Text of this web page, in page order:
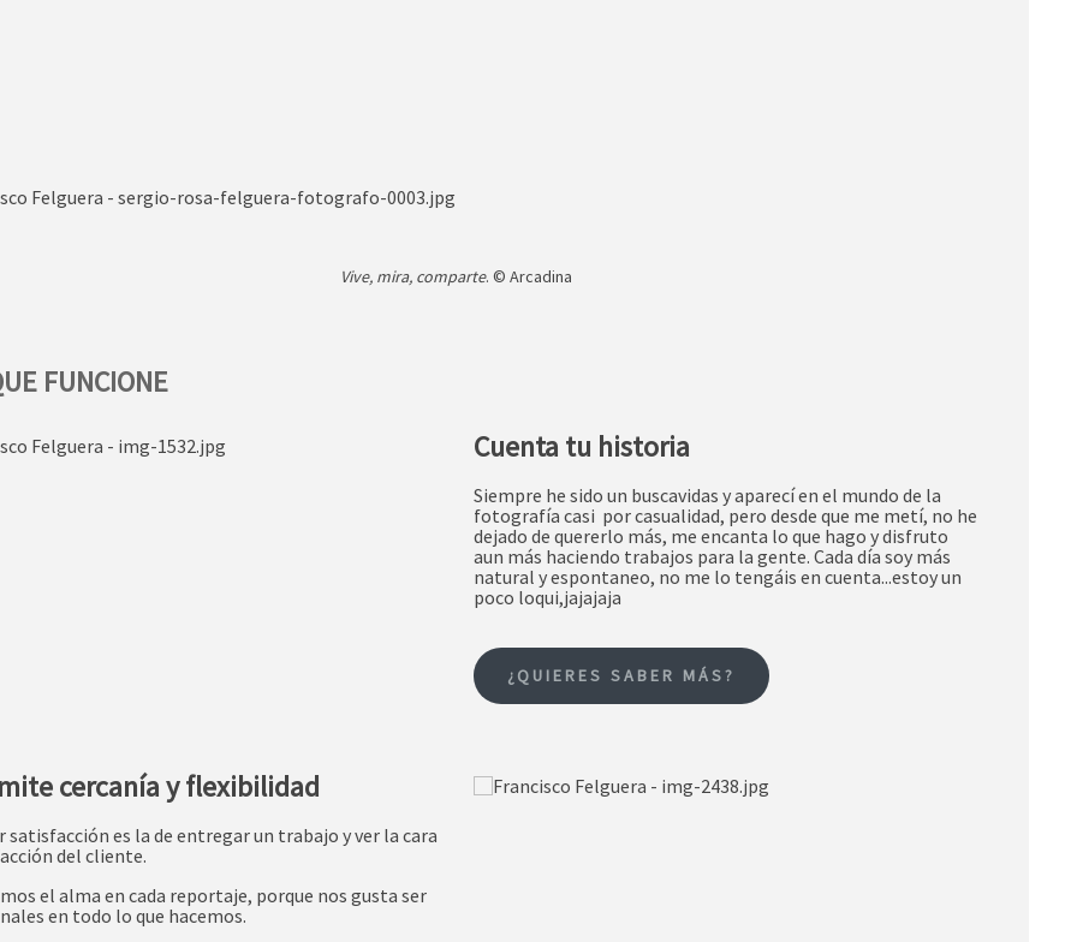
Vive, mira, comparte. © Arcadina
FUNCIONE
Cuenta tu historia
Siempre he sido un buscavidas y aparecí en el mundo de la
fotografía casi por casualidad, pero desde que me metí, no he
dejado de quererlo más, me encanta lo que hago y disfruto
aun más haciendo trabajos para la gente. Cada día soy más
natural y espontaneo, no me lo tengáis en cuenta...estoy un
poco loqui,jajajaja
¿QUIERES SABER MÁS?
cercanía y flexibilidad
satisfacción es la de entregar un trabajo y ver la cara
del cliente.
el alma en cada reportaje, porque nos gusta ser
en todo lo que hacemos.